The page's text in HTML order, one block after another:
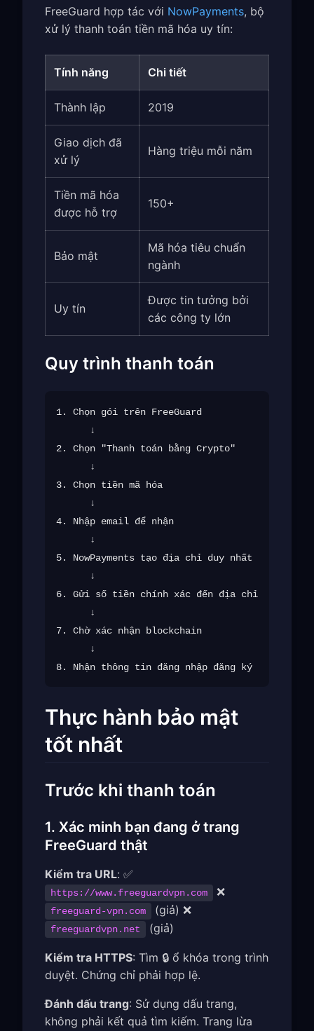
FreeGuard hợp tác với NowPayments, bộ
xử lý thanh toán tiền mã hóa uy tín:
Tính năng Chi tiết
Thành lập 2019
Giao dịch đã
xử lý
Hàng triệu mỗi năm
Tiền mã hóa
được hỗ trợ
150+
Bảo mật
Mã hóa tiêu chuẩn
ngành
Uy tín
Được tin tưởng bởi
các công ty lớn
Quy trình thanh toán
1. Chọn gói trên FreeGuard
      ↓
2. Chọn "Thanh toán bằng Crypto"
      ↓
3. Chọn tiền mã hóa
      ↓
4. Nhập email để nhận
      ↓
5. NowPayments tạo địa chỉ duy nhất
      ↓
6. Gửi số tiền chính xác đến địa chỉ
      ↓
7. Chờ xác nhận blockchain
      ↓
Thực hành bảo mật
tốt nhất
Trước khi thanh toán
1. Xác minh bạn đang ở trang
FreeGuard thật
Kiểm tra URL: ✅
https://www.freeguardvpn.com ❌
freeguard-vpn.com (giả) ❌
freeguardvpn.net (giả)
Kiểm tra HTTPS: Tìm 🔒 ổ khóa trong trình
duyệt. Chứng chỉ phải hợp lệ.
Đánh dấu trang: Sử dụng dấu trang,
không phải kết quả tìm kiếm. Trang lừa